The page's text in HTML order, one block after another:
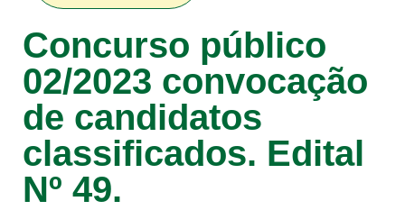
Concurso público
02/2023 convocação
de candidatos
classificados. Edital
Nº 49.